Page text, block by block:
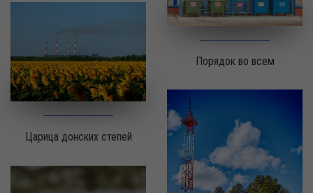
Порядок во всем
Царица донских степей